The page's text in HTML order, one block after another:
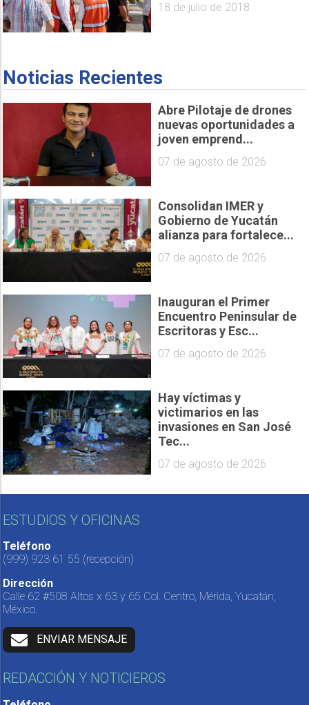
18 de julio de 2018
Noticias Recientes
Abre Pilotaje de drones
nuevas oportunidades a
joven emprend...
07 de agosto de 2026
Consolidan IMER y
Gobierno de Yucatán
alianza para fortalece...
07 de agosto de 2026
Inauguran el Primer
Encuentro Peninsular de
Escritoras y Esc...
07 de agosto de 2026
Hay víctimas y
victimarios en las
invasiones en San José
Tec...
07 de agosto de 2026
ESTUDIOS Y OFICINAS
Teléfono
(999) 923 61 55 (recepción)
Dirección
Calle 62 #508 Altos x 63 y 65 Col. Centro, Mérida, Yucatán,
México.
ENVIAR MENSAJE
REDACCIÓN Y NOTICIEROS